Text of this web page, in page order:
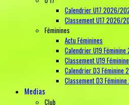
Calendrier U17 2026/
Classement U17 2026/
Féminines
Actu Féminines
Calendrier U19
Classement U19
Calendrier D3 Féminine
Classement D3
Medias
Club